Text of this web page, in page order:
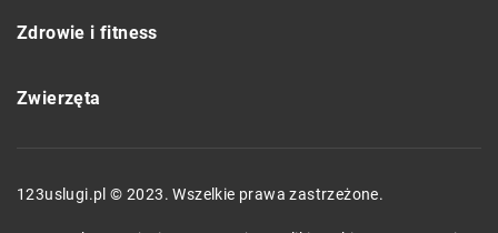
Zdrowie i fitness
Zwierzęta
123uslugi.pl © 2023. Wszelkie prawa zastrzeżone.